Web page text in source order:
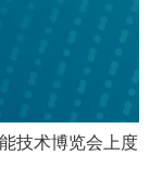
技术博览会上度